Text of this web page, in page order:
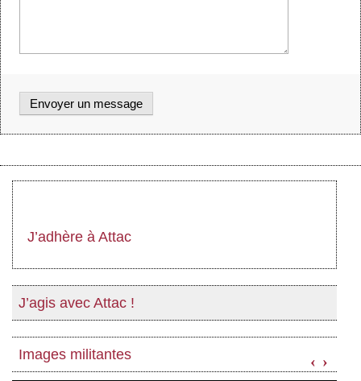
J’adhère à Attac
J’agis avec Attac !
Images militantes ‹ ›